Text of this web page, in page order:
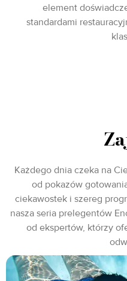
element
standardami
Każdego dnia czeka na
od pokazów
ciekawostek i szereg
nasza seria prelegentów
od ekspertów, którzy